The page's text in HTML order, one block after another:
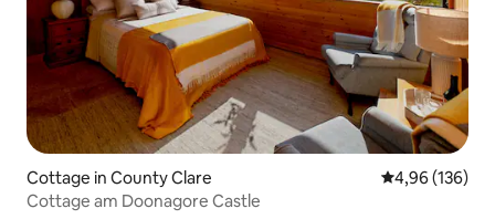
Cottage in County Clare
4,96 (136)
Cottage am Doonagore Castle